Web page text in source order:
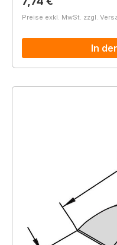
Preise exkl. MwSt. zzgl.
In